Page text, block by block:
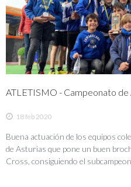
ATLETISMO - Campeonato de
18 feb 2020
Buena actuación de los equipos
de Asturias que pone un buen
Cross, consiguiendo el